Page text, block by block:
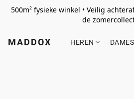
500m² fysieke winkel • Veilig
de
MADDOX HEREN DAMES